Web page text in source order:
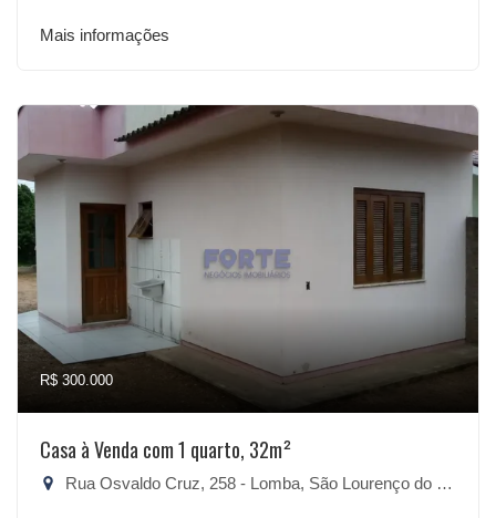
Mais informações
R$ 300.000
Casa à Venda com 1 quarto, 32m²
Rua Osvaldo Cruz, 258 - Lomba, São Lourenço do Sul-RS